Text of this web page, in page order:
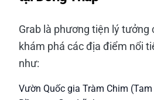
Grab là phương tiện lý tưởng
khám phá các địa điểm nổi
như:
Vườn Quốc gia Tràm Chim